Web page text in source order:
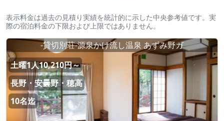
表示料金は過去の見積り実績を統計的に示した中央参考値です。実
際の宿泊料金の下限および上限ではありません。
-貸切別荘-源泉かけ流し温泉 あずみ野ガ
土曜1人10,210円～
長野・安曇野・穂高
10名迄